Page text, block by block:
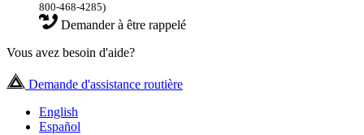
800-468-4285)
Demander à être rappelé
Vous avez besoin d'aide?
Demande d'assistance routière
English
Español